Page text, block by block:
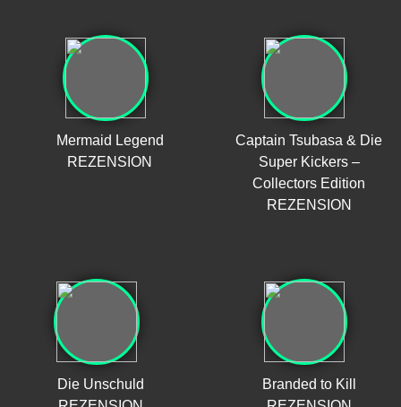
Mermaid Legend
REZENSION
Captain Tsubasa & Die
Super Kickers –
Collectors Edition
REZENSION
Die Unschuld
Branded to Kill